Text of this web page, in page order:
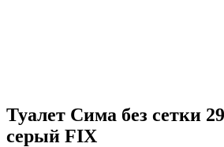
Туалет Сима без сетки
серый FIX